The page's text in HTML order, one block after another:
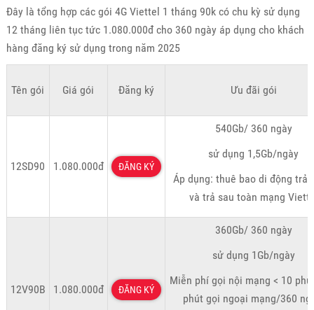
Đây là tổng hợp các gói 4G Viettel 1 tháng 90k có chu kỳ sử dụng
12 tháng liên tục tức 1.080.000đ cho 360 ngày áp dụng cho khách
hàng đăng ký sử dụng trong năm 2025
Tên gói Giá gói Đăng ký Ưu đãi gói
12SD90 1.080.000đ ĐĂNG KÝ
540Gb/ 360 ngày
sử dụng 1,5Gb/ngày
Áp dụng: thuê bao di động trả
và trả sau toàn mạng
12V90B 1.080.000đ ĐĂNG KÝ
360Gb/ 360 ngày
sử dụng 1Gb/ngày
Miễn phí gọi nội mạng < 10
phút gọi ngoại mạng/360